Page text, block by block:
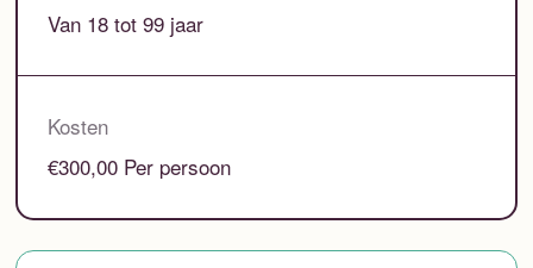
Van 18 tot 99 jaar
Kosten
€300,00 Per persoon